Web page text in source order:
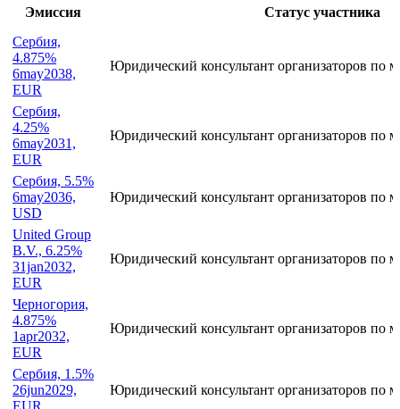
Участие в сделках
Эмиссия
Статус участника
4.875%
6may2038,
EUR
4.25%
6may2031,
EUR
Юридический консультант организаторов по
Сербия, 5.5%
6may2036,
USD
Юридический консультант организаторов по
B.V., 6.25%
31jan2032,
EUR
4.875%
1apr2032,
Юридический консультант организаторов по